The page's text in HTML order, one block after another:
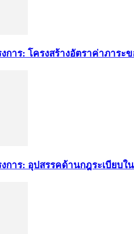
การ: โครงสร้างอัตราค่าภาระข
การ: อุปสรรคด้านกฎระเบียบ